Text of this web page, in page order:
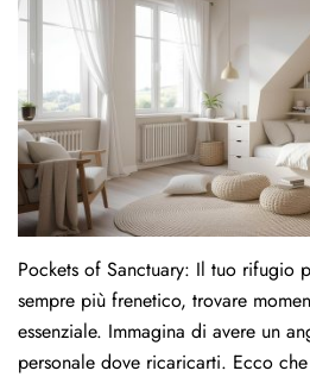
Pockets of Sanctuary: Il tuo rifugio
sempre più frenetico, trovare
essenziale. Immagina di avere un
personale dove ricaricarti. Ecco